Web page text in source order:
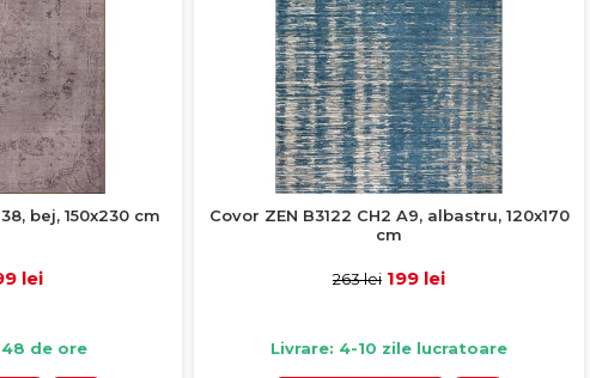
bej, 150x230 cm
lei
de ore
Covor ZEN B3122 CH2 A9, albastru, 120x170
cm
263 lei 199 lei
Livrare: 4-10 zile lucratoare